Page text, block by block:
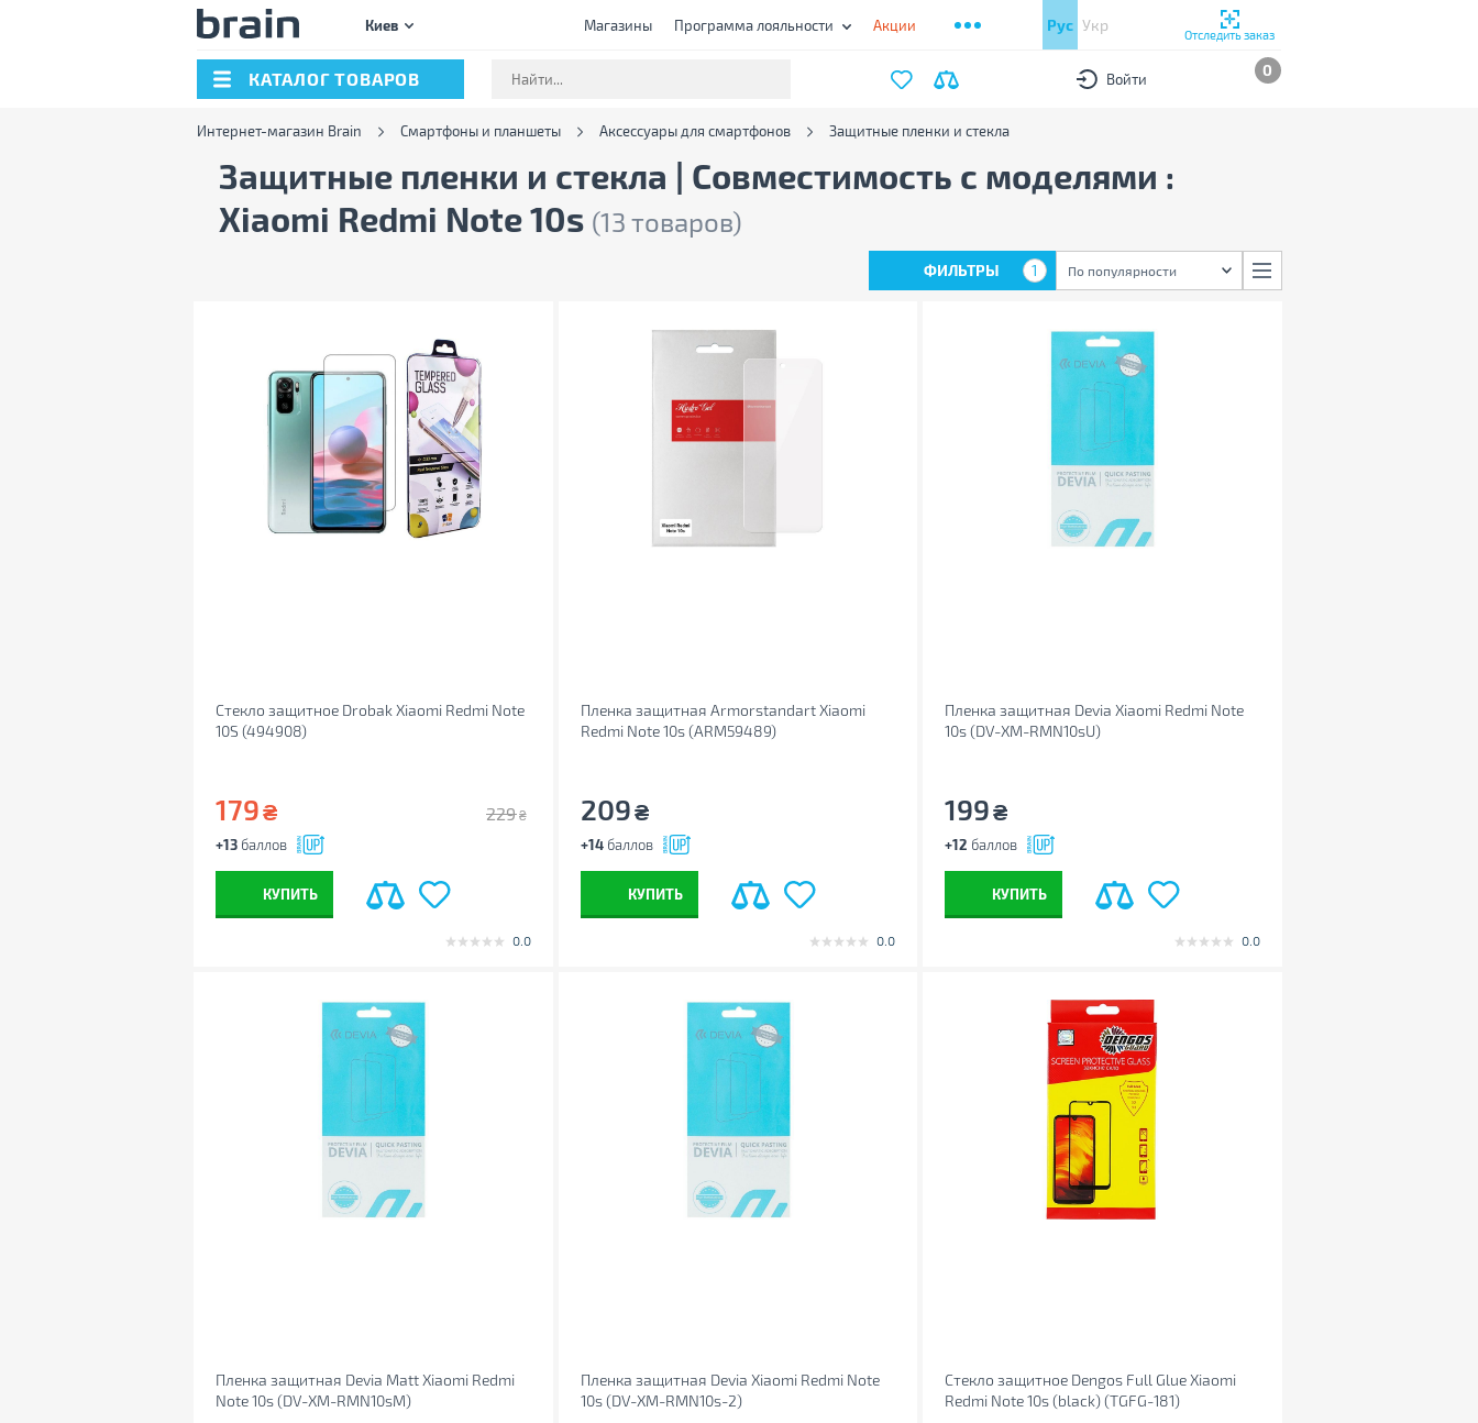
Киев Магазины Программа лояльности Акции Рус Укр
Отследить заказ
КАТАЛОГ ТОВАРОВ Войти 0
Интернет-магазин Brain Смартфоны и планшеты Аксессуары для смартфонов Защитные пленки и стекла
Защитные пленки и стекла | Совместимость с моделями :
Xiaomi Redmi Note 10s (13 товаров)
ФИЛЬТРЫ 1 По популярности
Стекло защитное Drobak Xiaomi Redmi Note
10S (494908)
179₴ 229 ₴
+13 баллов
КУПИТЬ
0.0
Пленка защитная Armorstandart Xiaomi
Redmi Note 10s (ARM59489)
209₴
+14баллов
КУПИТЬ
0.0
Пленка защитная Devia Xiaomi Redmi Note
10s (DV-XM-RMN10sU)
199₴
+12 баллов
КУПИТЬ
0.0
Пленка защитная Devia Matt Xiaomi Redmi
Note 10s (DV-XM-RMN10sM)
Пленка защитная Devia Xiaomi Redmi Note
10s (DV-XM-RMN10s-2)
Стекло защитное Dengos Full Glue Xiaomi
Redmi Note 10s (black) (TGFG-181)